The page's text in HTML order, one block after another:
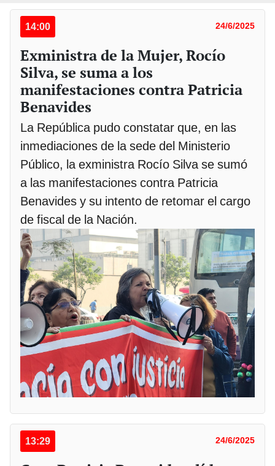
14:00 24/6/2025
Exministra de la Mujer, Rocío
Silva, se suma a los
manifestaciones contra Patricia
Benavides
La República pudo constatar que, en las
inmediaciones de la sede del Ministerio
Público, la exministra Rocío Silva se sumó
a las manifestaciones contra Patricia
Benavides y su intento de retomar el cargo
de fiscal de la Nación.
13:29 24/6/2025